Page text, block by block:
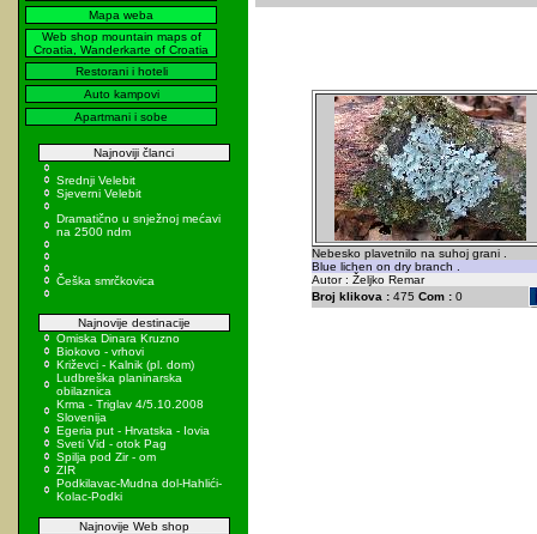
Mapa weba
Web shop mountain maps of
Croatia, Wanderkarte of Croatia
Restorani i hoteli
Auto kampovi
Apartmani i sobe
Najnoviji članci
Srednji Velebit
Sjeverni Velebit
Dramatično u snježnoj mećavi
na 2500 ndm
Češka smrčkovica
Najnovije destinacije
Omiska Dinara Kruzno
Biokovo - vrhovi
Križevci - Kalnik (pl. dom)
Ludbreška planinarska
obilaznica
Krma - Triglav 4/5.10.2008
Slovenija
Egeria put - Hrvatska - Iovia
Sveti Vid - otok Pag
Spilja pod Zir - om
ZIR
Podkilavac-Mudna dol-Hahlići-
Kolac-Podki
Najnovije Web shop
Nebesko plavetnilo na suhoj grani .
Blue lichen on dry branch .
Autor : Željko Remar
Broj klikova :475 Com :0